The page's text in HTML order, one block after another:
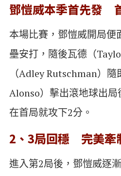
鄧愷威本季首先發
本場比賽，鄧愷威開局
壘安打，隨後瓦德（
（Adley Rutschman）
Alonso）擊出滾地球出
在首局就攻下2分。
2、3局回穩 完美牽
進入第2局後，鄧愷威逐